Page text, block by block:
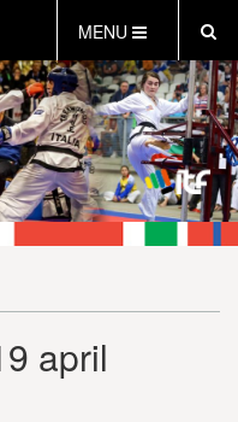
MENU
april